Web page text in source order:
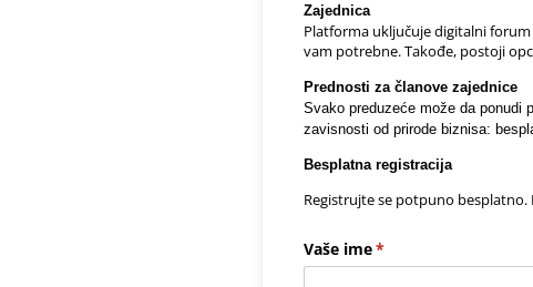
Zajednica
Platforma uključuje digitalni
vam potrebne. Takođe, postoji
Prednosti za članove zajednice
Svako preduzeće može da ponudi
zavisnosti od prirode biznisa:
Besplatna registracija
Registrujte se potpuno
Vaše ime*
(required)